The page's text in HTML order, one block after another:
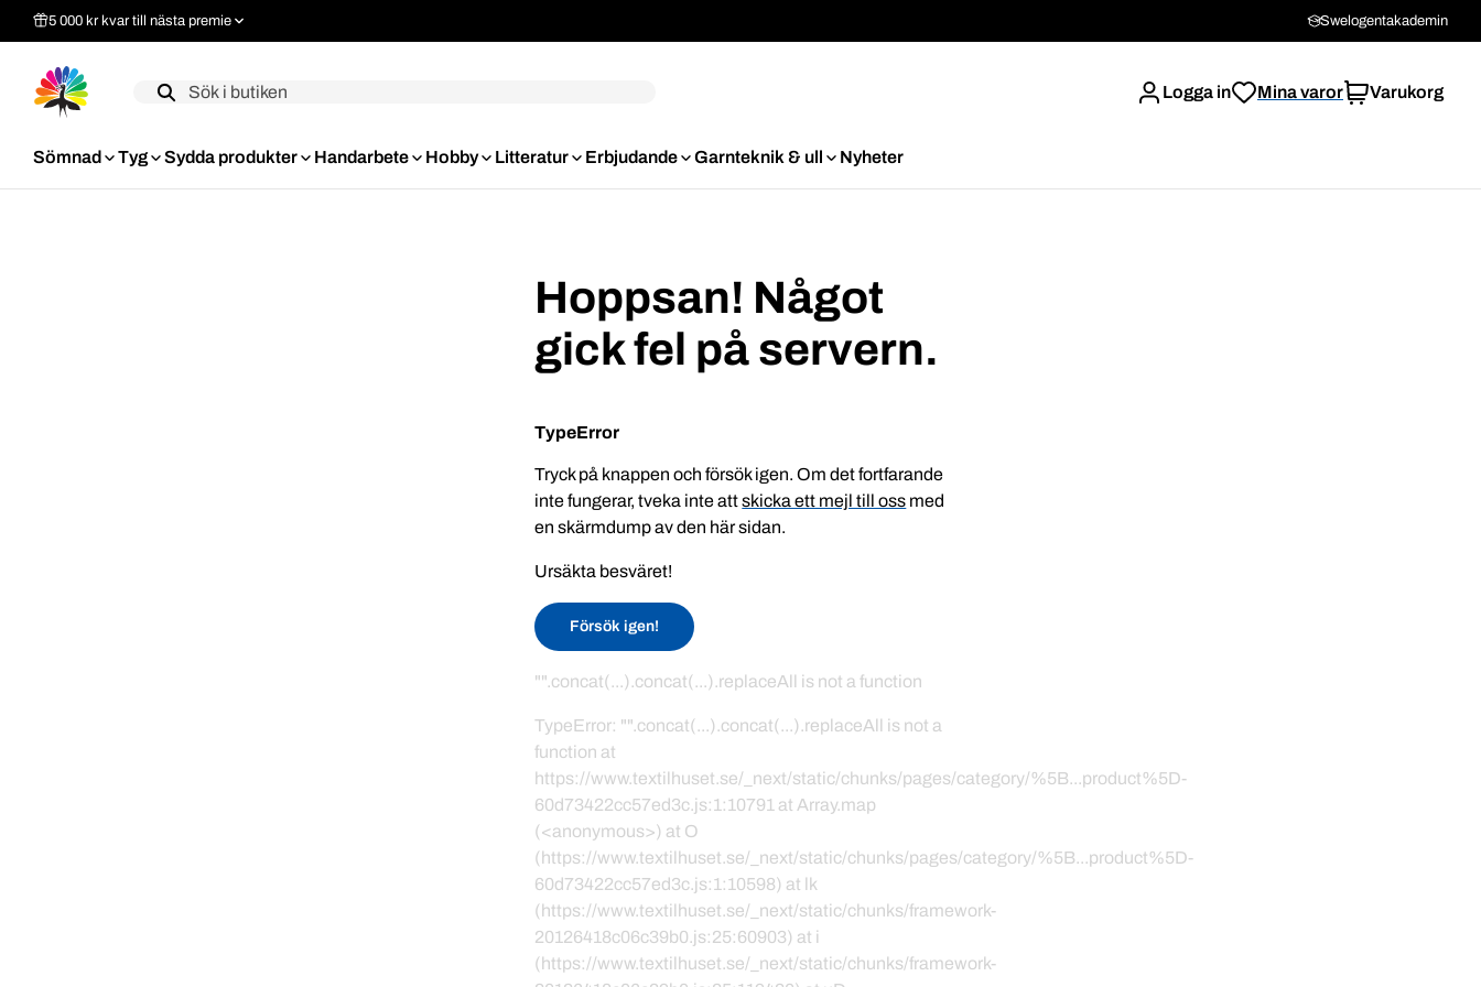
5 000 kr kvar till nästa premie Swelogentakademin
Label Logga in Mina varor Varukorg
Sömnad Tyg Sydda produkter Handarbete Hobby Litteratur Erbjudande Garnteknik & ull Nyheter
Hoppsan! Något
gick fel på servern.
TypeError
Tryck på knappen och försök igen. Om det fortfarande
inte fungerar, tveka inte attskicka ett mejl till oss med
en skärmdump av den här sidan.
Ursäkta besväret!
Försök igen!
"".concat(...).concat(...).replaceAll is not a function
TypeError: "".concat(...).concat(...).replaceAll is not a
function at
https://www.textilhuset.se/_next/static/chunks/pages/category/%5B...product%5D-
60d73422cc57ed3c.js:1:10791 at Array.map
(<anonymous>) at O
(https://www.textilhuset.se/_next/static/chunks/pages/category/%5B...product%5D-
60d73422cc57ed3c.js:1:10598) at lk
(https://www.textilhuset.se/_next/static/chunks/framework-
20126418c06c39b0.js:25:60903) at i
(https://www.textilhuset.se/_next/static/chunks/framework-